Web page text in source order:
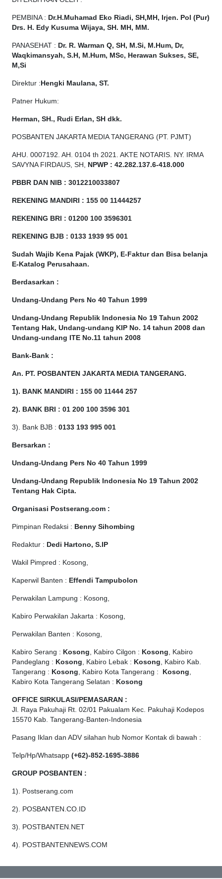
PEMBINA : Dr.H.Muhamad Eko Riadi, SH,MH, Irjen. Pol (Pur)
Drs. H. Edy Kusuma Wijaya, SH. MH, MM.
PANASEHAT : Dr. R. Warman Q, SH, M.Si, M.Hum, Dr,
Waqkimansyah, S.H, M.Hum, MSc, Herawan Sukses, SE,
M,Si
Direktur : Hengki Maulana, ST.
Patner Hukum:
Herman, SH., Rudi Erlan, SH dkk.
POSBANTEN JAKARTA MEDIA TANGERANG (PT. PJMT)
AHU. 0007192. AH. 0104 th 2021. AKTE NOTARIS. NY. IRMA
SAVYNA FIRDAUS, SH, NPW P : 42.282.137.6-418.000
PBBR DAN NIB : 3012210033807
REKENING MANDIRI : 155 00 11444257
REKENING BRI : 01200 100 3596301
REKENING BJB : 0133 1939 95 001
Sudah Wajib Kena Pajak (WKP), E-Faktur dan Bisa belanja
E-Katalog Perusahaan.
Berdasarkan :
Undang-Undang Pers No 40 Tahun 1999
Undang-Undang Republik Indonesia No 19 Tahun 2002
Tentang Hak, Undang-undang KIP No. 14 tahun 2008 dan
Undang-undang ITE No.11 tahun 2008
Bank-Bank :
An. PT. POSBANTEN JAKARTA MEDIA TANGERANG.
1). BANK MANDIRI : 155 00 11444 257
2). BANK BRI : 01 200 100 3596 301
3). Bank BJB : 0133 193 995 001
Bersarkan :
Undang-Undang Pers No 40 Tahun 1999
Undang-Undang Republik Indonesia No 19 Tahun 2002
Tentang Hak Cipta.
Organisasi Postserang.com :
Pimpinan Redaksi : Benny Sihombing
Redaktur : Dedi Hartono, S.IP
Wakil Pimpred : Kosong,
Kaperwil Banten : Effendi Tampubolon
Perwakilan Lampung : Kosong,
Kabiro Perwakilan Jakarta : Kosong,
Perwakilan Banten : Kosong,
Kabiro Serang : Kosong, Kabiro Cilgon : Kosong, Kabiro
Pandeglang : Kosong, Kabiro Lebak : Kosong, Kabiro Kab.
Tangerang : Kosong, Kabiro Kota Tangerang : Kosong,
Kabiro Kota Tangerang Selatan : Kosong
OFFICE SIRKULASI/PEMASARAN :
Jl. Raya Pakuhaji Rt. 02/01 Pakualam Kec. Pakuhaji Kodepos
15570 Kab. Tangerang-Banten-Indonesia
Pasang Iklan dan ADV silahan hub Nomor Kontak di bawah :
Telp/Hp/Whatsapp (+62)-852-1695-3886
GROUP POSBANTEN :
1). Postserang.com
2). POSBANTEN.CO.ID
3). POSTBANTEN.NET
4). POSTBANTENNEWS.COM